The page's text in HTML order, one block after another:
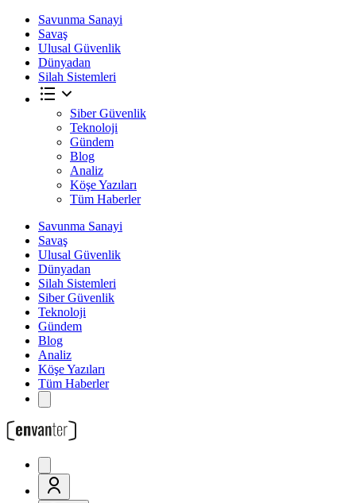
Savunma Sanayi
Savaş
Ulusal Güvenlik
Dünyadan
Silah Sistemleri
Siber Güvenlik
Teknoloji
Gündem
Blog
Analiz
Köşe Yazıları
Tüm Haberler
Savunma Sanayi
Savaş
Ulusal Güvenlik
Dünyadan
Silah Sistemleri
Siber Güvenlik
Teknoloji
Gündem
Blog
Analiz
Köşe Yazıları
Tüm Haberler